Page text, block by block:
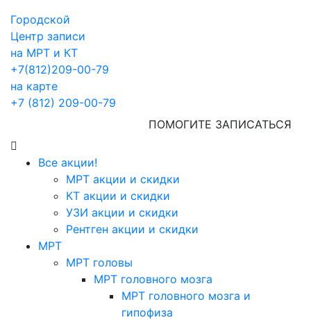
Городской
Центр записи
на МРТ и КТ
+7(812)209-00-79
на карте
+7 (812) 209-00-79
ПОМОГИТЕ ЗАПИСАТЬСЯ
Все акции!
МРТ акции и скидки
КТ акции и скидки
УЗИ акции и скидки
Рентген акции и скидки
МРТ
МРТ головы
МРТ головного мозга
МРТ головного мозга и
гипофиза